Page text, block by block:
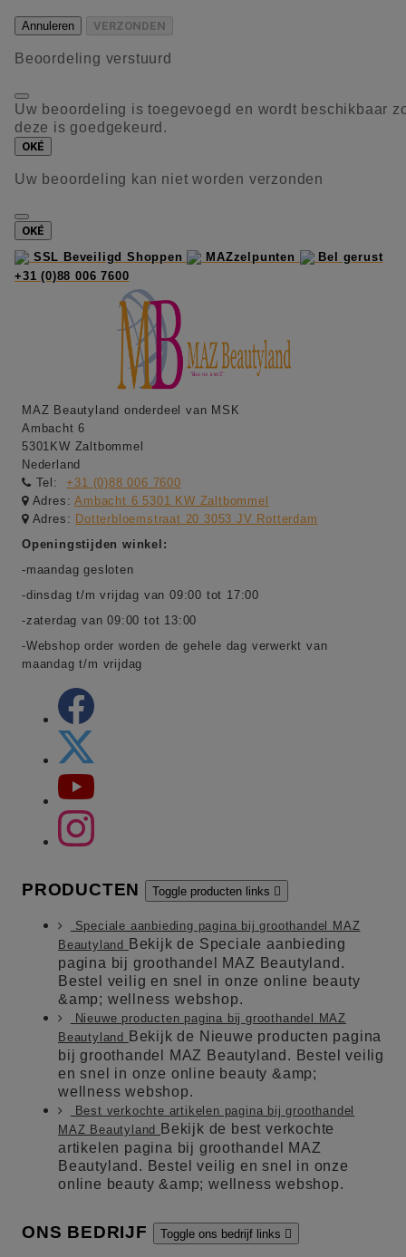
Annuleren VERZONDEN
Beoordeling verstuurd
Uw beoordeling is toegevoegd en wordt beschikbaar
deze is goedgekeurd.
OKÉ
Uw beoordeling kan niet worden verzonden
OKÉ
SSL Beveiligd Shoppen
MAZzelpunten
Bel gerust
+31 (0)88 006 7600
MAZ Beautyland onderdeel van MSK
Ambacht 6
5301KW Zaltbommel
Nederland
Tel:
+31 (0)88 006 7600
Adres:Ambacht 6 5301 KW Zaltbommel
Adres: Dotterbloemstraat 20 3053 JV Rotterdam
Openingstijden winkel:
-maandag gesloten
-dinsdag t/m vrijdag van 09:00 tot 17:00
-zaterdag van 09:00 tot 13:00
-Webshop order worden de gehele dag verwerkt van
maandag t/m vrijdag
PRODUCTEN Toggle producten links 
Speciale aanbieding pagina bij groothandel MAZ
Beautyland
Bekijk de Speciale aanbieding
pagina bij groothandel MAZ Beautyland.
Bestel veilig en snel in onze online beauty
&amp; wellness webshop.
Nieuwe producten pagina bij groothandel MAZ
Beautyland
Bekijk de Nieuwe producten pagina
bij groothandel MAZ Beautyland. Bestel veilig
en snel in onze online beauty &amp;
wellness webshop.
Best verkochte artikelen pagina bij groothandel
MAZ Beautyland
Bekijk de best verkochte
artikelen pagina bij groothandel MAZ
Beautyland. Bestel veilig en snel in onze
online beauty &amp; wellness webshop.
ONS BEDRIJF Toggle ons bedrijf links 